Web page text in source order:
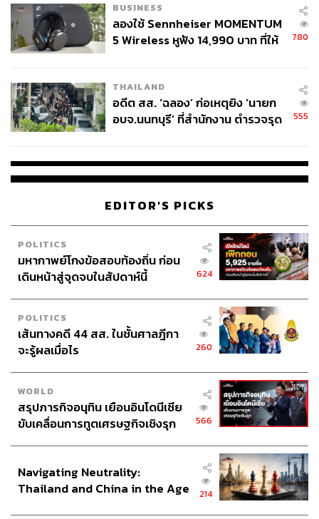
BUSINESS
ลองใช้ Sennheiser MOMENTUM
5 Wireless หูฟัง 14,990 บาท ที่ให้
780
THAILAND
อดีต สส. ‘ฉลอง’ ก่อเหตุยิง ‘นายก
อบจ.นนทบุรี’ ที่สำนักงาน ตำรวจรุด
555
EDITOR'S PICKS
POLITICS
มหากาพย์โกงข้อสอบท้องถิ่น ก่อน
เดินหน้าสู่จุดจบในสัปดาห์นี้
624
POLITICS
เส้นทางคดี 44 สส. ในชั้นศาลฎีกา
จะรู้ผลเมื่อไร
260
WORLD
สรุปภารกิจอนุทิน เยือนอินโดนีเซีย
ขับเคลื่อนการทูตเศรษฐกิจเชิงรุก
566
Navigating Neutrality:
Thailand and China in the Age
214